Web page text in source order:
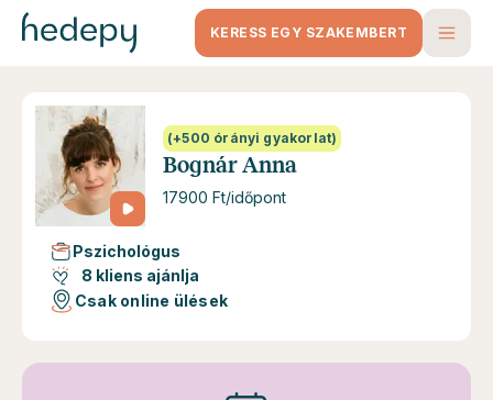
KERESS EGY SZAKEMBERT
(+500 órányi gyakorlat)
Bognár Anna
17900 Ft/időpont
Pszichológus
8 kliens ajánlja
Csak online ülések